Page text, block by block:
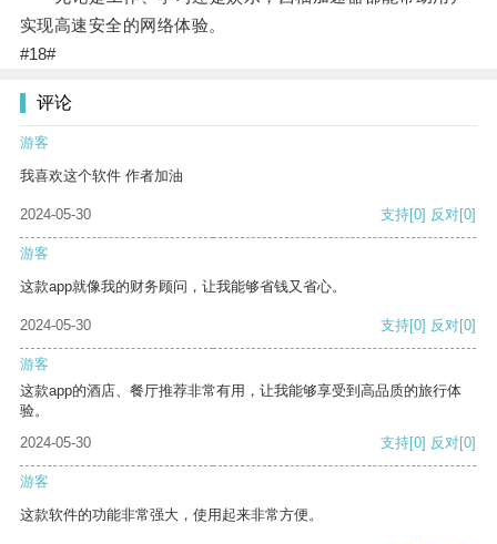
实现高速安全的网络体验。
#18#
评论
游客
我喜欢这个软件 作者加油
2024-05-30 支持[0] 反对[0]
游客
这款app就像我的财务顾问，让我能够省钱又省心。
2024-05-30 支持[0] 反对[0]
游客
这款app的酒店、餐厅推荐非常有用，让我能够享受到高品质的旅行体
验。
2024-05-30
支持[0] 反对[0]
游客
这款软件的功能非常强大，使用起来非常方便。